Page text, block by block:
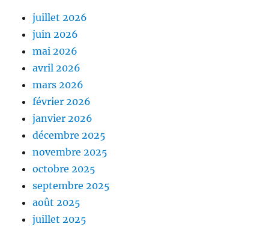
juillet 2026
juin 2026
mai 2026
avril 2026
mars 2026
février 2026
janvier 2026
décembre 2025
novembre 2025
octobre 2025
septembre 2025
août 2025
juillet 2025